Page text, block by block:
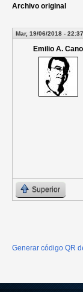
Archivo original
Mar, 19/06/2018 - 22:37
Emilio A. Cano
Superior
Generar código QR